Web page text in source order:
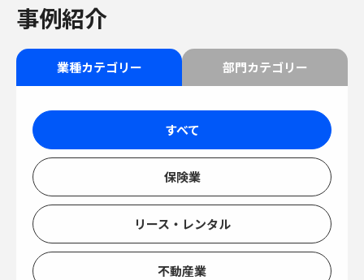
事例紹介
業種カテゴリー 部門カテゴリー
すべて
保険業
リース・レンタル
不動産業